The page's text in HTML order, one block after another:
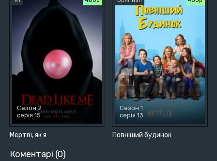
Мертві, як я
Сезон 2
серія 15
Повніший будинок
Сезон 1
серія 13
Коментарі (0)